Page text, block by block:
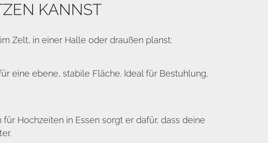
KANNST
Zelt, in einer Halle oder draußen planst:
eine ebene, stabile Fläche. Ideal für Bestuhlung,
Hochzeiten in Essen sorgt er dafür, dass deine